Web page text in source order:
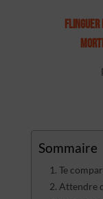
Sommaire
Te
Attendre